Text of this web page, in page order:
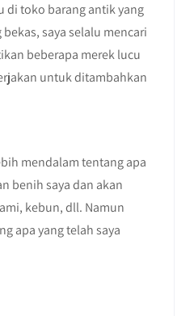
di toko barang antik yang
saya selalu mencari
beberapa merek lucu
untuk ditambahkan
mendalam tentang apa
benih saya dan akan
kebun, dll. Namun
apa yang telah saya